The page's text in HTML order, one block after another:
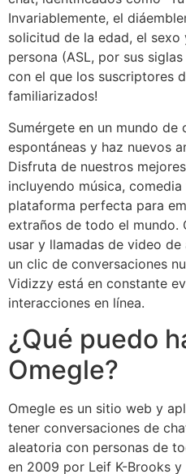
Invariablemente, el
solicitud de la edad, el
persona (ASL, por sus
con el que los suscriptores
familiarizados!
Sumérgete en un mundo de
espontáneas y haz nuevos
Disfruta de nuestros
incluyendo música,
plataforma perfecta para
extraños de todo el mundo.
usar y llamadas de video
un clic de conversaciones
Vidizzy está en constante
interacciones en línea.
¿Qué puedo
Omegle?
Omegle es un sitio web y
tener conversaciones de
aleatoria con personas de
en 2009 por Leif K-Brooks